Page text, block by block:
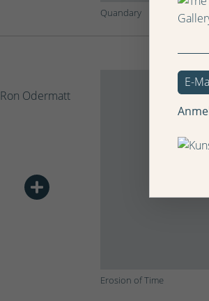
Quandary
Ron Odermatt
Erosion of Time